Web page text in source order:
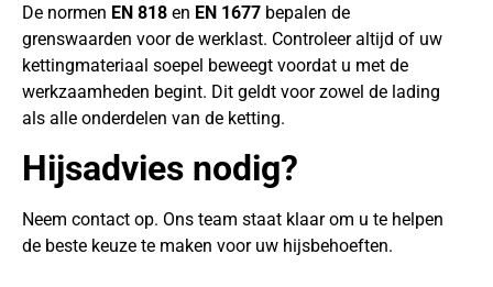
De normen EN 818 en EN 1677 bepalen de
grenswaarden voor de werklast. Controleer altijd of uw
kettingmateriaal soepel beweegt voordat u met de
werkzaamheden begint. Dit geldt voor zowel de lading
als alle onderdelen van de ketting.
Hijsadvies nodig?
Neem contact op. Ons team staat klaar om u te helpen
de beste keuze te maken voor uw hijsbehoeften.